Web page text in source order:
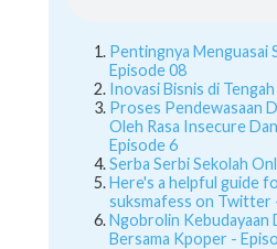
Pentingnya Menguasai
Episode 08
Inovasi Bisnis di
Proses Pendewasaan
Oleh Rasa Insecure
Episode 6
Serba Serbi Sekolah
Here's a helpful guide
suksmafess on Twitter
Ngobrolin Kebudayaan
Bersama Kpoper -